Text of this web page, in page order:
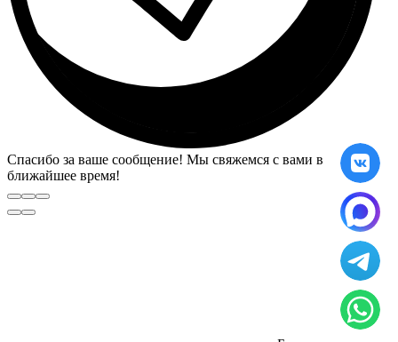
Спасибо за ваше сообщение! Мы свяжемся с вами в
ближайшее время!